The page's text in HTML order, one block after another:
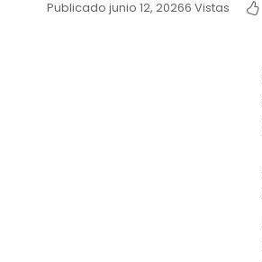
Publicado junio 12, 20266 Vistas